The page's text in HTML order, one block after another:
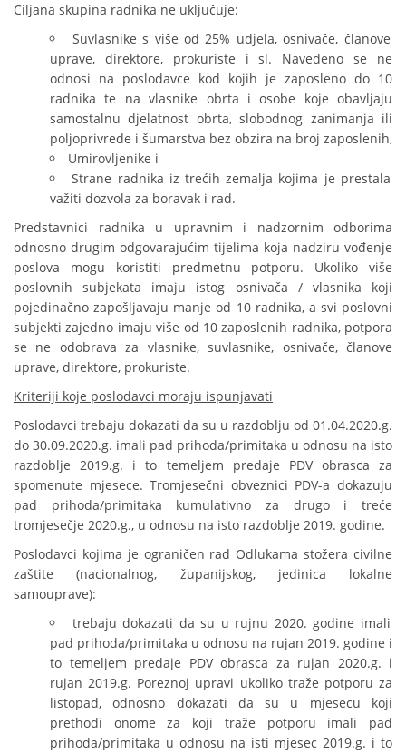
Ciljana skupina radnika ne uključuje:
Suvlasnike s više od 25% udjela, osnivače, članove
uprave, direktore, prokuriste i sl. Navedeno se ne
odnosi na poslodavce kod kojih je zaposleno do 10
radnika te na vlasnike obrta i osobe koje obavljaju
samostalnu djelatnost obrta, slobodnog zanimanja ili
poljoprivrede i šumarstva bez obzira na broj zaposlenih,
Umirovljenike i
Strane radnika iz trećih zemalja kojima je prestala
važiti dozvola za boravak i rad.
Predstavnici radnika u upravnim i nadzornim odborima
odnosno drugim odgovarajućim tijelima koja nadziru vođenje
poslova mogu koristiti predmetnu potporu. Ukoliko više
poslovnih subjekata imaju istog osnivača / vlasnika koji
pojedinačno zapošljavaju manje od 10 radnika, a svi poslovni
subjekti zajedno imaju više od 10 zaposlenih radnika, potpora
se ne odobrava za vlasnike, suvlasnike, osnivače, članove
uprave, direktore, prokuriste.
Kriteriji koje poslodavci moraju ispunjavati
Poslodavci trebaju dokazati da su u razdoblju od 01.04.2020.g.
do 30.09.2020.g. imali pad prihoda/primitaka u odnosu na isto
razdoblje 2019.g. i to temeljem predaje PDV obrasca za
spomenute mjesece. Tromjesečni obveznici PDV-a dokazuju
pad prihoda/primitaka kumulativno za drugo i treće
tromjesečje 2020.g., u odnosu na isto razdoblje 2019. godine.
Poslodavci kojima je ograničen rad Odlukama stožera civilne
zaštite (nacionalnog, županijskog, jedinica lokalne
samouprave):
trebaju dokazati da su u rujnu 2020. godine imali
pad prihoda/primitaka u odnosu na rujan 2019. godine i
to temeljem predaje PDV obrasca za rujan 2020.g. i
rujan 2019.g. Poreznoj upravi ukoliko traže potporu za
listopad, odnosno dokazati da su u mjesecu koji
prethodi onome za koji traže potporu imali pad
prihoda/primitaka u odnosu na isti mjesec 2019.g. i to